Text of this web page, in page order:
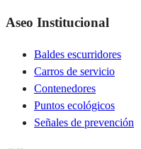
Aseo Institucional
Baldes escurridores
Carros de servicio
Contenedores
Puntos ecológicos
Señales de prevención